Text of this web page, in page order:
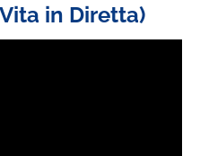
in Diretta)